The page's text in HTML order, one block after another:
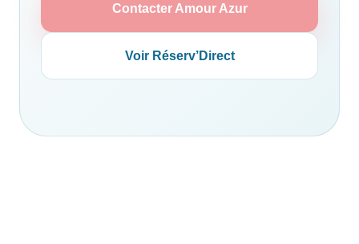
Contacter Amour Azur
Voir Réserv’Direct